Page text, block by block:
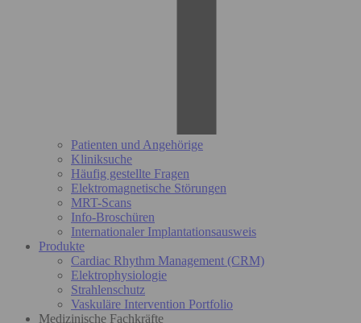
Patienten und Angehörige
Kliniksuche
Häufig gestellte Fragen
Elektromagnetische Störungen
MRT-Scans
Info-Broschüren
Internationaler Implantationsausweis
Produkte
Cardiac Rhythm Management (CRM)
Elektrophysiologie
Strahlenschutz
Vaskuläre Intervention Portfolio
Medizinische Fachkräfte